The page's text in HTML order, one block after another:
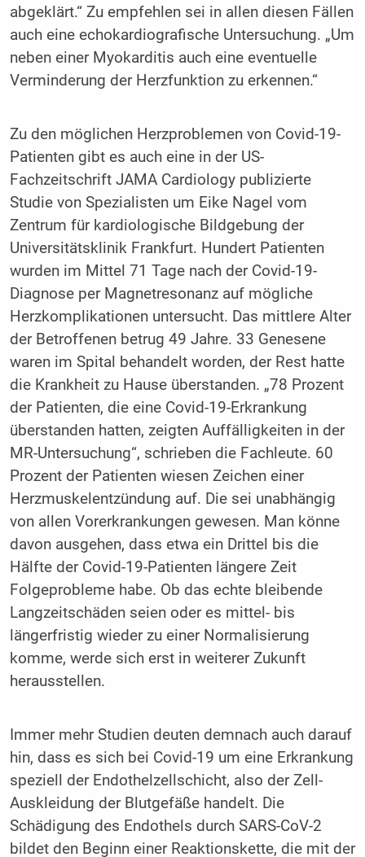
abgeklärt.“ Zu empfehlen sei in allen diesen Fällen
auch eine echokardiografische Untersuchung. „Um
neben einer Myokarditis auch eine eventuelle
Verminderung der Herzfunktion zu erkennen.“
Zu den möglichen Herzproblemen von Covid-19-
Patienten gibt es auch eine in der US-
Fachzeitschrift JAMA Cardiology publizierte
Studie von Spezialisten um Eike Nagel vom
Zentrum für kardiologische Bildgebung der
Universitätsklinik Frankfurt. Hundert Patienten
wurden im Mittel 71 Tage nach der Covid-19-
Diagnose per Magnetresonanz auf mögliche
Herzkomplikationen untersucht. Das mittlere Alter
der Betroffenen betrug 49 Jahre. 33 Genesene
waren im Spital behandelt worden, der Rest hatte
die Krankheit zu Hause überstanden. „78 Prozent
der Patienten, die eine Covid-19-Erkrankung
überstanden hatten, zeigten Auffälligkeiten in der
MR-Untersuchung“, schrieben die Fachleute. 60
Prozent der Patienten wiesen Zeichen einer
Herzmuskelentzündung auf. Die sei unabhängig
von allen Vorerkrankungen gewesen. Man könne
davon ausgehen, dass etwa ein Drittel bis die
Hälfte der Covid-19-Patienten längere Zeit
Folgeprobleme habe. Ob das echte bleibende
Langzeitschäden seien oder es mittel- bis
längerfristig wieder zu einer Normalisierung
komme, werde sich erst in weiterer Zukunft
herausstellen.
Immer mehr Studien deuten demnach auch darauf
hin, dass es sich bei Covid-19 um eine Erkrankung
speziell der Endothelzellschicht, also der Zell-
Auskleidung der Blutgefäße handelt. Die
Schädigung des Endothels durch SARS-CoV-2
bildet den Beginn einer Reaktionskette, die mit der